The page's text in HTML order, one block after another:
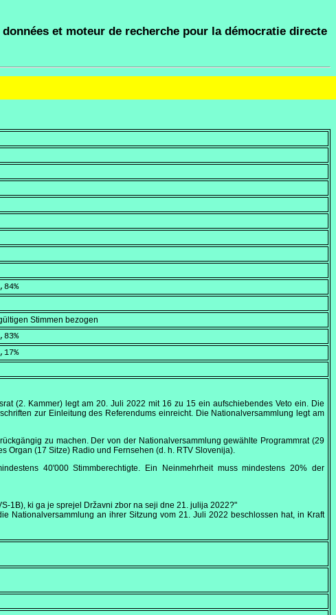
données et moteur de recherche pour la démocratie directe
%
Stimmen bezogen
%
%
(2. Kammer) legt am 20. Juli 2022 mit 16 zu 15 ein aufschiebendes Veto ein. Die
zur Einleitung des Referendums einreicht. Die Nationalversammlung legt am
zu machen. Der von der Nationalversammlung gewählte Programmrat (29
Organ (17 Sitze) Radio und Fernsehen (d. h. RTV Slovenija).
40'000 Stimmberechtigte. Ein Neinmehrheit muss mindestens 20% der
1B), ki ga je sprejel Državni zbor na seji dne 21. julija 2022?"
Nationalversammlung an ihrer Sitzung vom 21. Juli 2022 beschlossen hat, in Kraft